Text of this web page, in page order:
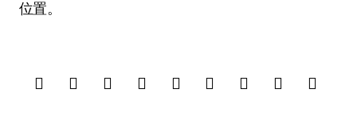
位置。